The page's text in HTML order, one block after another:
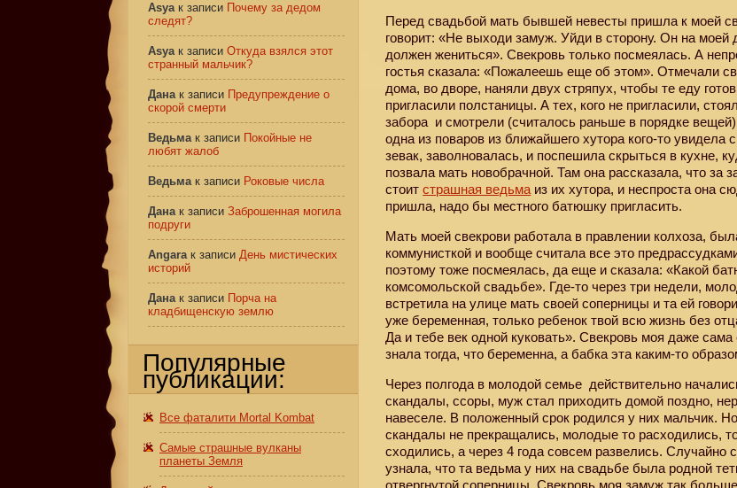
Перед свадьбой мать бывшей невесты пришла к моей
говорит: «Не выходи замуж. Уйди в сторону. Он на моей
должен жениться». Свекровь только посмеялась. А
гостья сказала: «Пожалеешь еще об этом». Отмечали
дома, во дворе, наняли двух стряпух, чтобы те еду
пригласили полстаницы. А тех, кого не пригласили,
забора и смотрели (считалось раньше в порядке
одна из поваров из ближайшего хутора кого-то увидела
зевак, заволновалась, и поспешила скрыться в кухне,
позвала мать новобрачной. Там она рассказала, что за
стоитстрашная ведьма из их хутора, и неспроста она
пришла, надо бы местного батюшку пригласить.
Мать моей свекрови работала в правлении колхоза,
коммунисткой и вообще считала все это
поэтому тоже посмеялась, да еще и сказала: «Какой
комсомольской свадьбе». Где-то через три недели,
встретила на улице мать своей соперницы и та ей
уже беременная, только ребенок твой всю жизнь без
Да и тебе век одной куковать». Свекровь моя даже
знала тогда, что беременна, а бабка эта каким-то
Через полгода в молодой семье действительно
скандалы, ссоры, муж стал приходить домой поздно,
навеселе. В положенный срок родился у них мальчик. Но
скандалы не прекращались, молодые то расходились,
сходились, а через 4 года совсем развелись. Случайно
узнала, что та ведьма у них на свадьбе была родной
Asyaк записи Почему за дедом
следят?
Asyaк записи Откуда взялся этот
странный мальчик?
Данак записи Предупреждение о
скорой смерти
Ведьмак записи Покойные не
любят жалоб
Ведьмак записи Роковые числа
Данак записи Заброшенная могила
подруги
Angaraк записи День мистических
историй
Данак записи Порча на
кладбищенскую землю
Популярные
публикации:
Все фаталити Mortal Kombat
Самые страшные вулканы
планеты Земля